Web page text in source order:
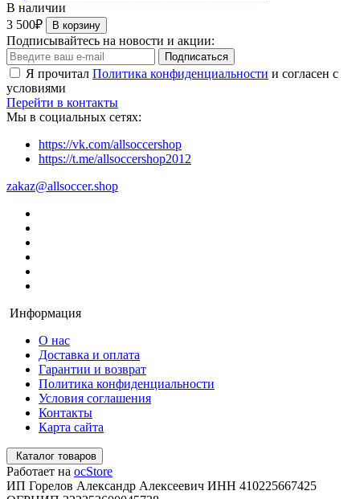
В наличии
3 500₽
В корзину
Подписывайтесь на новости и акции:
Подписаться
Я прочитал Политика конфиденциальности и согласен с
условиями
Перейти в контакты
Мы в социальных сетях:
https://vk.com/allsoccershop
https://t.me/allsoccershop2012
zakaz@allsoccer.shop
Информация
О нас
Доставка и оплата
Гарантии и возврат
Политика конфиденциальности
Условия соглашения
Контакты
Карта сайта
Каталог товаров
Работает на ocStore
ИП Горелов Александр Алексеевич ИНН 410225667425